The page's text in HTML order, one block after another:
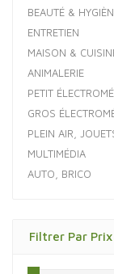
BEAUTÉ &
ENTRETIEN
MAISON &
ANIMALERIE
PETIT
GROS
PLEIN AIR,
MULTIMÉDIA
AUTO, BRICO
Filtrer Par Prix